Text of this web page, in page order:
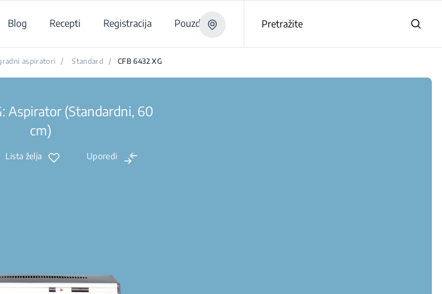
Blog Recepti Registracija Pouzdano Pretražite
aspiratori / Standard / CFB 6432 XG
Aspirator (Standardni, 60
cm)
Lista želja Uporedi